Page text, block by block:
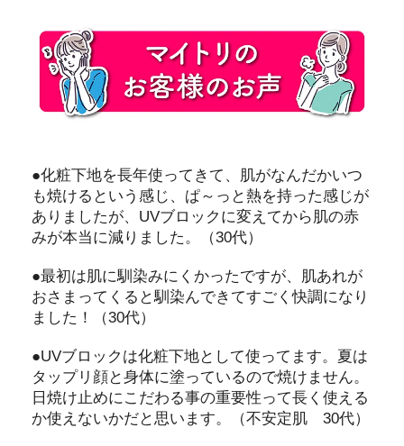
●化粧下地を長年使ってきて、肌がなんだかいつ
も焼けるという感じ、ぱ～っと熱を持った感じが
ありましたが、UVブロックに変えてから肌の赤
みが本当に減りました。（30代）
●最初は肌に馴染みにくかったですが、肌あれが
おさまってくると馴染んできてすごく快調になり
ました！（30代）
●UVブロックは化粧下地として使ってます。夏は
タップリ顔と身体に塗っているので焼けません。
日焼け止めにこだわる事の重要性って長く使える
か使えないかだと思います。（不安定肌 30代）